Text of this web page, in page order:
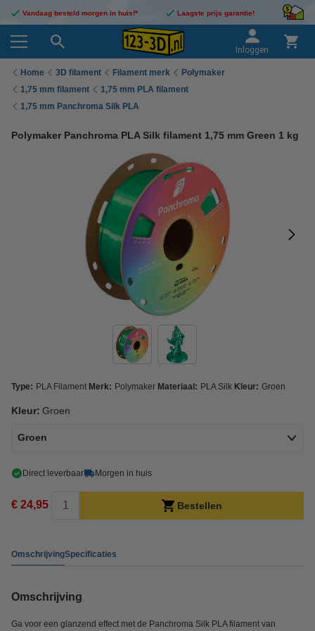
Vandaag besteld morgen in huis!* Laagste prijs garantie!
Inloggen
Home 3D filament Filament merk
Polymaker
1,75 mm filament
1,75 mm PLA filament
1,75 mm Panchroma Silk PLA
Polymaker Panchroma PLA Silk filament 1,75 mm Green 1 kg
Type: PLA Filament Merk: Polymaker Materiaal: PLA Silk Kleur: Groen
Kleur: Groen
Groen
Direct leverbaar Morgen in huis
€ 24,95 Bestellen
OmschrijvingSpecificaties
Omschrijving
Ga voor een glanzend effect met de Panchroma Silk PLA filament van